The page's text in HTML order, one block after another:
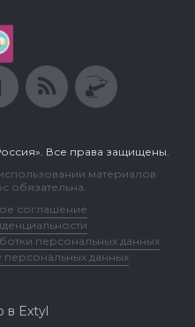
Все права защищены.
материалов
обязательна.
соглашение
персональных данных
данных
в Extyl